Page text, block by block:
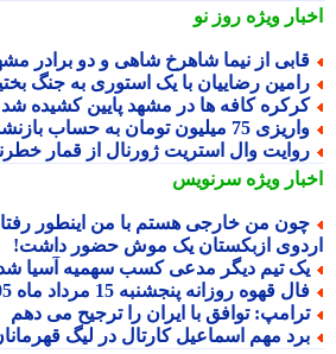
ویژهروز نو
از نیما شاهرخ شاهی و دو برادر مشهور
رضاییان با یک استوری به جنگ
کافه ها در مشهد پایین کشیده شد
75 میلیون تومان به حساب بازنشستگان بانک صادرات
وال استریت ژورنال از قمار خطرناک
ویژهسرنویس
من خارجی هستم با من اینطور رفتار می
ازبکستان یک موش حضور داشت!
تیم دیگر مدعی کسب سهمیه آسیا شد
قهوه روزانه پنجشنبه 15 مرداد ماه 1405
توافق با ایران را ترجیح می دهم
مهم اسماعیل کارتال در لیگ قهرمانان